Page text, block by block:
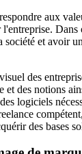
aux
société et avoir
des
et des notions
logiciels
des bases